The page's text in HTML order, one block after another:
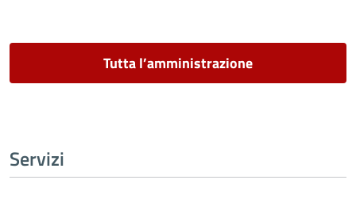
Tutta l’amministrazione
Servizi